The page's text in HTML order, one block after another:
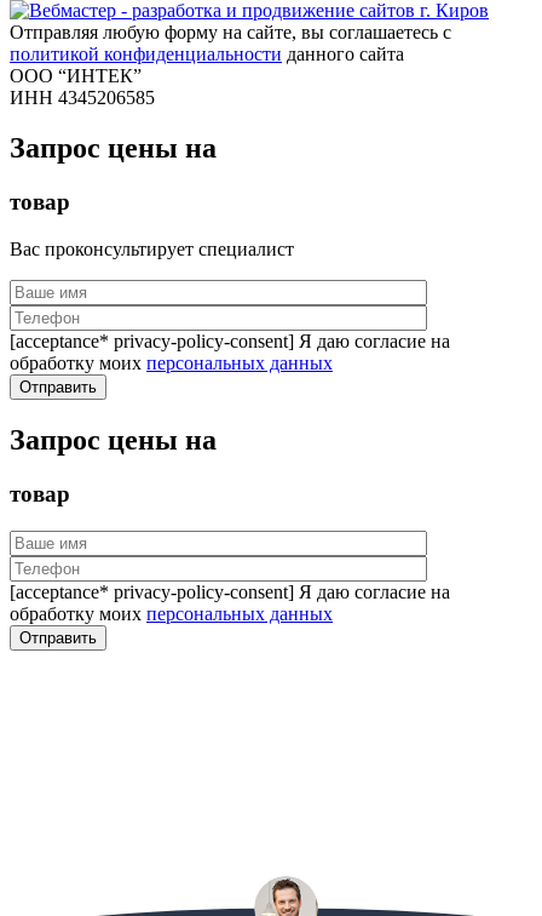
Отправляя любую форму на сайте, вы соглашаетесь с
политикой конфиденциальности данного сайта
ООО “ИНТЕК”
ИНН 4345206585
Запрос цены на
товар
Вас проконсультирует специалист
[acceptance* privacy-policy-consent] Я даю согласие на
обработку моих персональных данных
Запрос цены на
товар
[acceptance* privacy-policy-consent] Я даю согласие на
обработку моих персональных данных